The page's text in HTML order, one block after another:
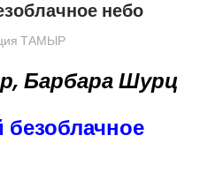
небо
ТАМЫР
Барбара Шурц
безоблачное